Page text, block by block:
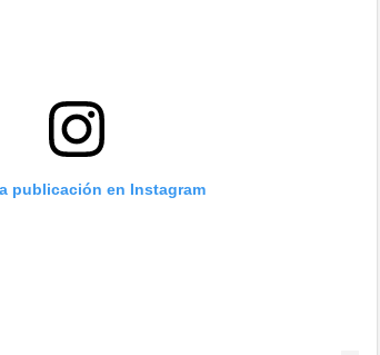
publicación en Instagram